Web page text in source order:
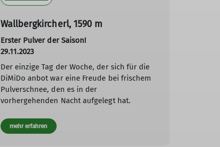
Wallbergkircherl, 1590 m
Erster Pulver der Saison!
29.11.2023
Der einzige Tag der Woche, der sich für die
DiMiDo anbot war eine Freude bei frischem
Pulverschnee, den es in der
vorhergehenden Nacht aufgelegt hat.
mehr erfahren